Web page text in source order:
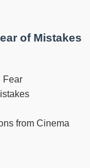
of Mistakes
Fear
from Cinema